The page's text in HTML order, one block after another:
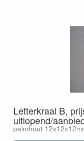
Letterkraal B,
uitlopend/
palmhout